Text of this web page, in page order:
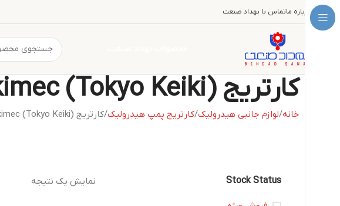
درباره ماتماس با بهداد صنعت
کارتریج Tokimec (Tokyo Keiki)
خانه لوازم جانبی هیدرولیک کارتریج پمپ هیدرولیک کارتریج Tokimec (Tokyo Keiki)
Stock Status نمایش یک نتیجه